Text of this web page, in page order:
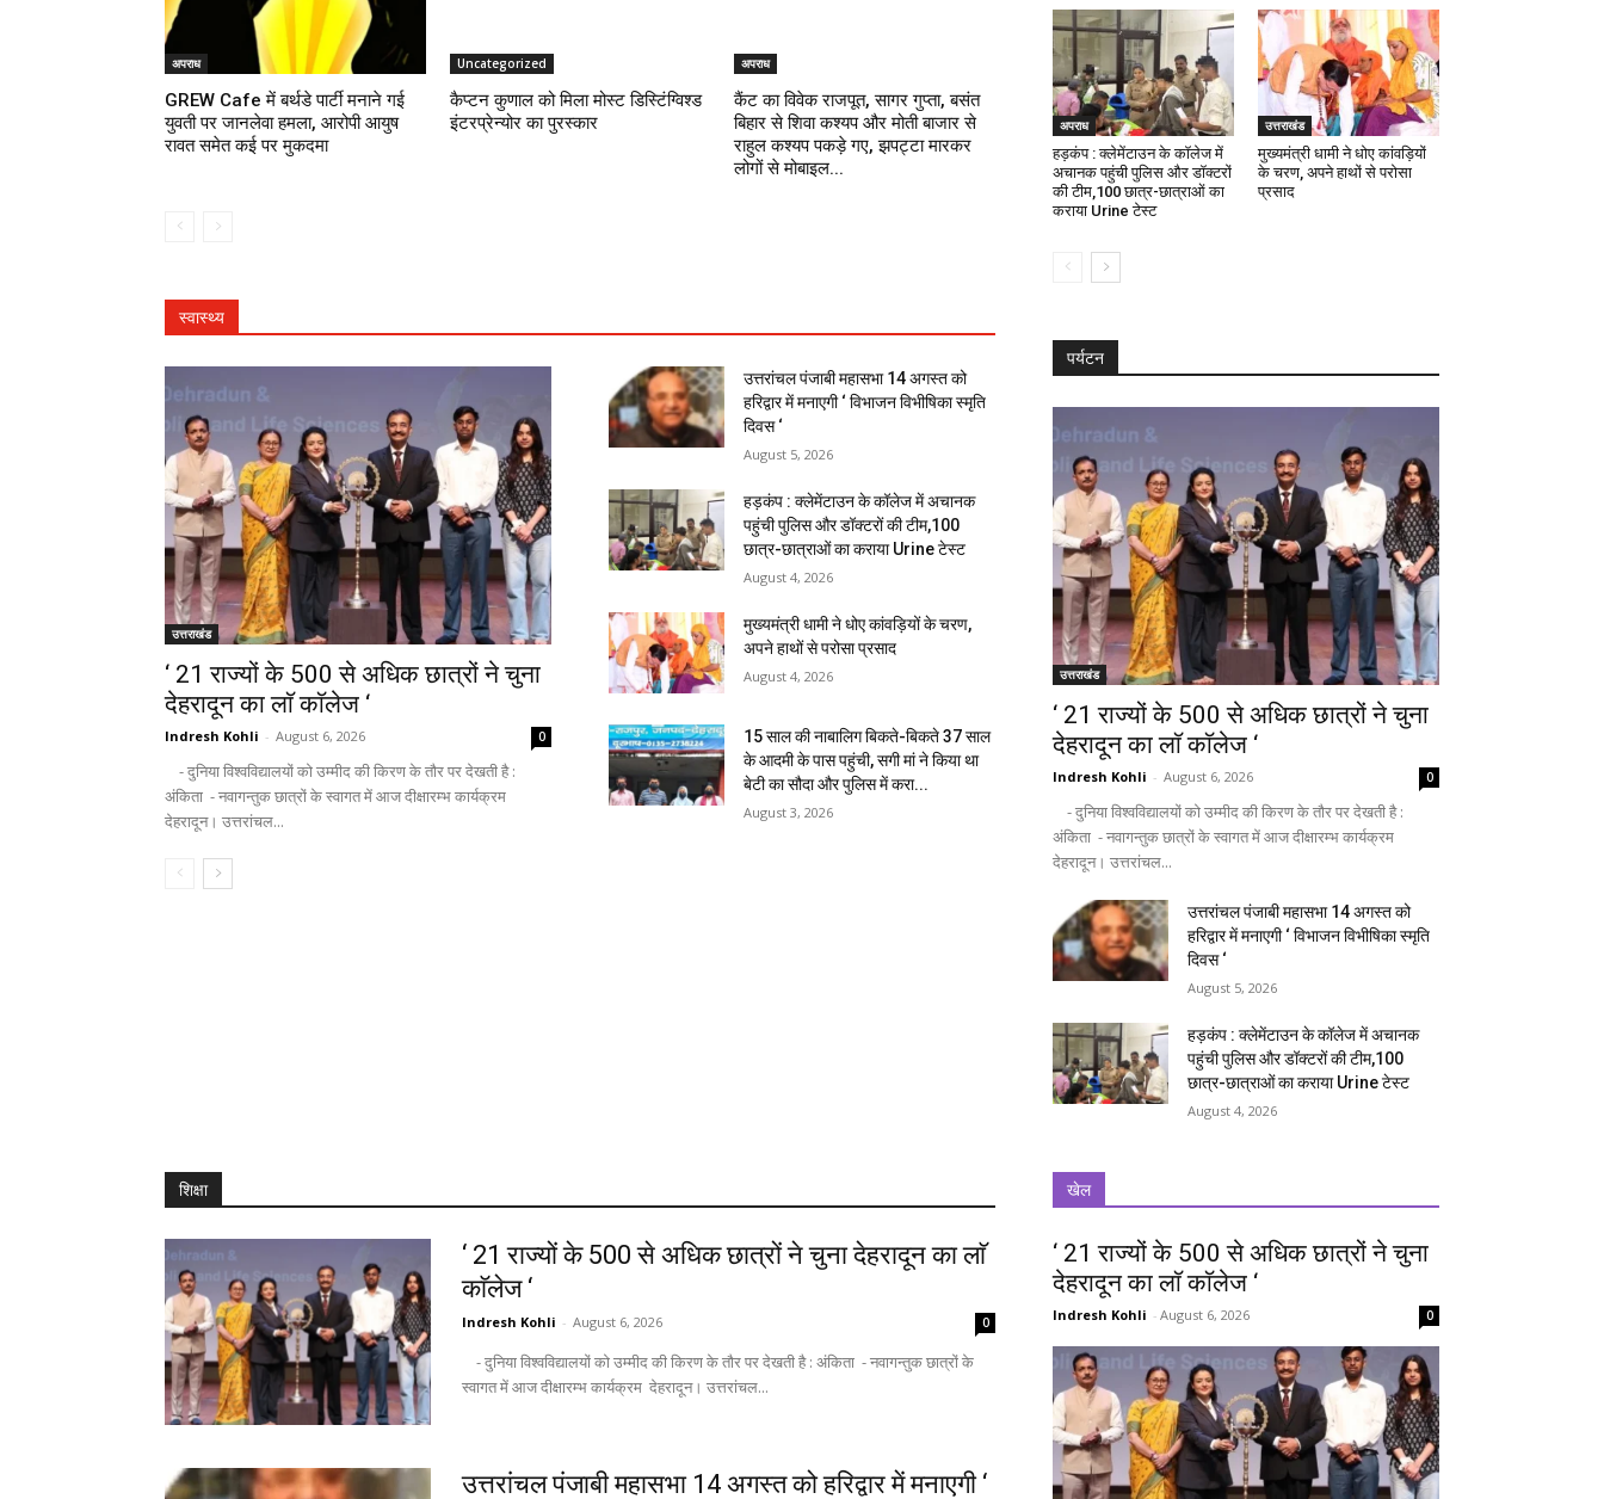
अपराध
GREW Cafe में बर्थडे पार्टी मनाने गई
युवती पर जानलेवा हमला, आरोपी आयुष
रावत समेत कई पर मुकदमा
Uncategorized
कैप्टन कुणाल को मिला मोस्ट डिस्टिंग्विश्ड
इंटरप्रेन्योर का पुरस्कार
अपराध
कैंट का विवेक राजपूत, सागर गुप्ता, बसंत
बिहार से शिवा कश्यप और मोती बाजार से
राहुल कश्यप पकड़े गए, झपट्टा मारकर
लोगों से मोबाइल...
स्वास्थ्य
उत्तराखंड
‘ 21 राज्यों के 500 से अधिक छात्रों ने चुना
देहरादून का लाॅ काॅलेज ‘
Indresh Kohli - August 6, 2026 0
- दुनिया विश्वविद्यालयों को उम्मीद की किरण के तौर पर देखती है :
अंकिता - नवागन्तुक छात्रों के स्वागत में आज दीक्षारम्भ कार्यक्रम
देहरादून। उत्तरांचल...
उत्तरांचल पंजाबी महासभा 14 अगस्त को
हरिद्वार में मनाएगी ‘ विभाजन विभीषिका स्मृति
दिवस ‘
August 5, 2026
हड़कंप : क्लेमेंटाउन के कॉलेज में अचानक
पहुंची पुलिस और डॉक्टरों की टीम,100
छात्र-छात्राओं का कराया Urine टेस्ट
August 4, 2026
मुख्यमंत्री धामी ने धोए कांवड़ियों के चरण,
अपने हाथों से परोसा प्रसाद
August 4, 2026
15 साल की नाबालिग बिकते-बिकते 37 साल
के आदमी के पास पहुंची, सगी मां ने किया था
बेटी का सौदा और पुलिस में करा...
August 3, 2026
अपराध
हड़कंप : क्लेमेंटाउन के कॉलेज में
अचानक पहुंची पुलिस और डॉक्टरों
की टीम,100 छात्र-छात्राओं का
कराया Urine टेस्ट
उत्तराखंड
मुख्यमंत्री धामी ने धोए कांवड़ियों
के चरण, अपने हाथों से परोसा
प्रसाद
पर्यटन
उत्तराखंड
‘ 21 राज्यों के 500 से अधिक छात्रों ने चुना
देहरादून का लाॅ काॅलेज ‘
Indresh Kohli - August 6, 2026 0
- दुनिया विश्वविद्यालयों को उम्मीद की किरण के तौर पर देखती है :
अंकिता - नवागन्तुक छात्रों के स्वागत में आज दीक्षारम्भ कार्यक्रम
देहरादून। उत्तरांचल...
उत्तरांचल पंजाबी महासभा 14 अगस्त को
हरिद्वार में मनाएगी ‘ विभाजन विभीषिका स्मृति
दिवस ‘
August 5, 2026
हड़कंप : क्लेमेंटाउन के कॉलेज में अचानक
पहुंची पुलिस और डॉक्टरों की टीम,100
छात्र-छात्राओं का कराया Urine टेस्ट
August 4, 2026
शिक्षा
‘ 21 राज्यों के 500 से अधिक छात्रों ने चुना देहरादून का लाॅ
काॅलेज ‘
Indresh Kohli - August 6, 2026 0
स्वागत में आज दीक्षारम्भ कार्यक्रम देहरादून। उत्तरांचल...
उत्तरांचल पंजाबी महासभा 14 अगस्त को हरिद्वार में मनाएगी ‘
खेल
‘ 21 राज्यों के 500 से अधिक छात्रों ने चुना
देहरादून का लाॅ काॅलेज ‘
Indresh Kohli - August 6, 2026 0